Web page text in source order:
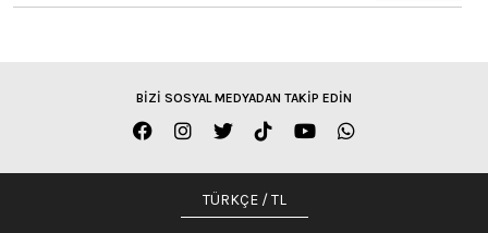
BİZİ SOSYAL MEDYADAN TAKİP EDİN
TÜRKÇE / TL